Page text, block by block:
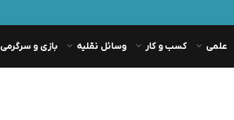
علمی کسب و کار وسائل نقلیه بازی و سرگرمی